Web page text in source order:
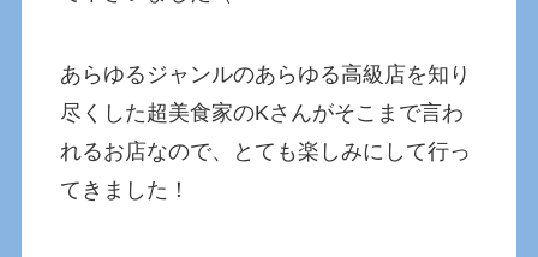
あらゆるジャンルのあらゆる高級店を知り
尽くした超美食家のKさんがそこまで言わ
れるお店なので、とても楽しみにして行っ
てきました！